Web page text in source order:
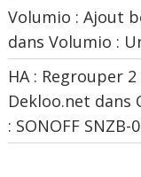
Volumio : Ajout
dansVolumio :
HA : Regrouper
Dekloo.net dans
: SONOFF SNZB-